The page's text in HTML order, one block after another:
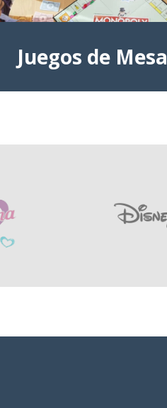
Juegos de Mesa